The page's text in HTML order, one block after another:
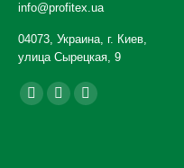
info@profitex.ua
04073, Украина, г. Киев,
улица Сырецкая, 9
Ищите нас:
Facebook
YouTubeInstagram